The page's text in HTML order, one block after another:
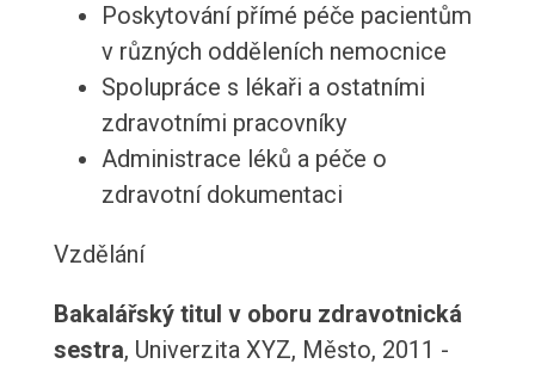
Poskytování přímé péče pacientům
v různých odděleních nemocnice
Spolupráce s lékaři a ostatními
zdravotními pracovníky
Administrace léků a péče o
zdravotní dokumentaci
Vzdělání
Bakalářský titul v oboru zdravotnická
sestra, Univerzita XYZ, Město, 2011 -